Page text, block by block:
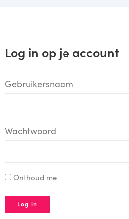
Log in op je account
Gebruikersnaam
Wachtwoord
Onthoud me